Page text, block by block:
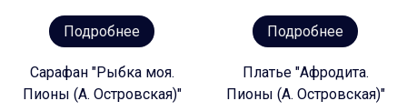
Подробнее
Сарафан "Рыбка моя.
Пионы (А. Островская)"
Подробнее
Платье "Афродита.
Пионы (А. Островская)"